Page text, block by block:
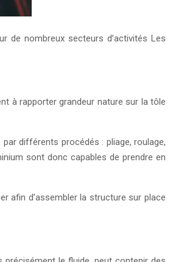
de nombreux secteurs d’activités Les
à rapporter grandeur nature sur la tôle
différents procédés : pliage, roulage,
sont donc capables de prendre en
afin d’assembler la structure sur place